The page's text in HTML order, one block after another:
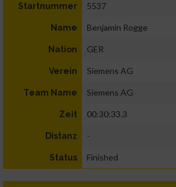
Startnummer 5537
Name Benjamin Rogge
Nation GER
Verein Siemens AG
Team Name Siemens AG
Zeit 00:30:33.3
Distanz -
Status Finished